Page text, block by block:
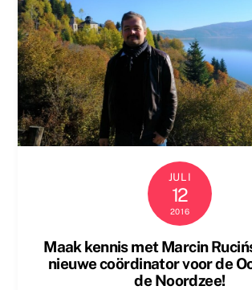
JULI
12
2016
Maak kennis met Marcin
nieuwe coördinator voor de
de Noordzee!